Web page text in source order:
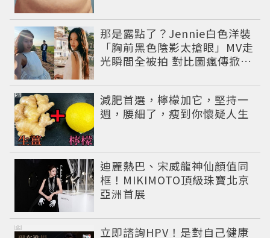
那是露點了？Jennie白色洋裝
「胸前黑色陰影太搶眼」MV走
光瞬間全被拍 對比圖瘋傳掀論
減肥首選，檸檬加它，堅持一
週，腰細了，瘦到你懷疑人生
PR
迪麗熱巴、宋威龍神仙顏值同
框！MIKIMOTO頂級珠寶北京
亞洲首展
立即諮詢HPV！是對自己健康
PR